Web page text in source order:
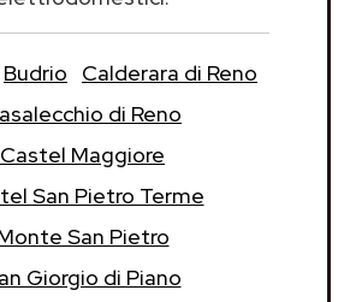
Budrio
Calderara di Reno
di Reno
Castel Maggiore
San Pietro Terme
San Pietro
Giorgio di Piano